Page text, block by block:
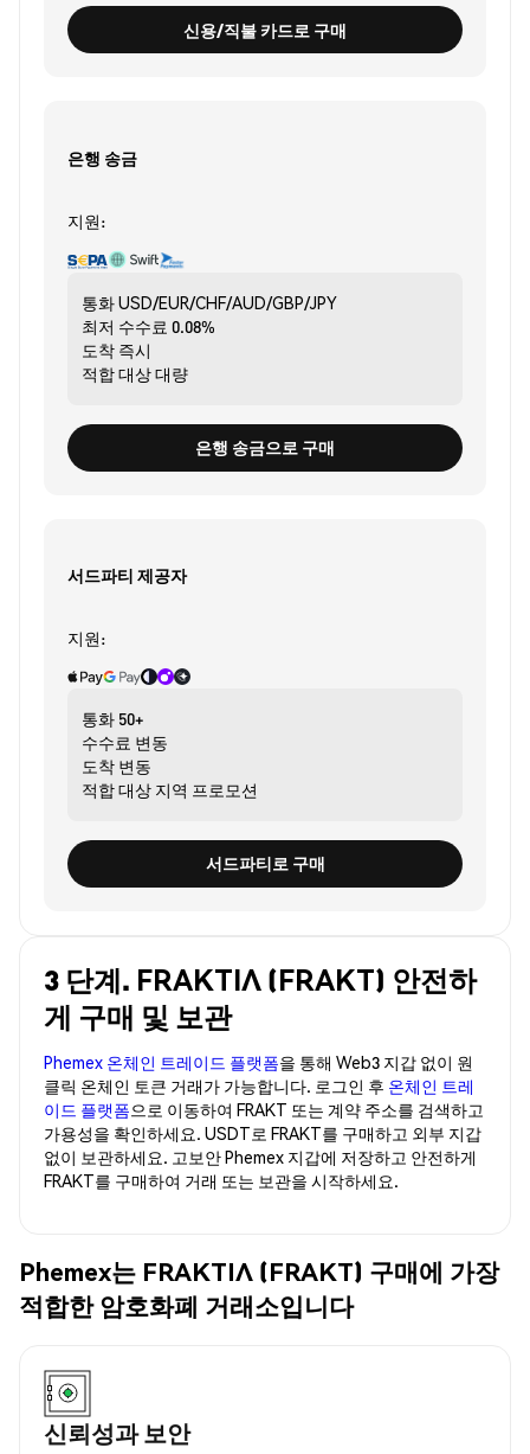
신용/직불 카드로 구매
은행 송금
지원:
통화USD/EUR/CHF/AUD/GBP/JPY
최저 수수료 0.08%
도착 즉시
적합 대상대량
은행 송금으로 구매
서드파티 제공자
지원:
통화 50+
수수료 변동
도착 변동
적합 대상 지역 프로모션
서드파티로 구매
3 단계. FRAKTIΛ (FRAKT) 안전하
게 구매 및 보관
Phemex 온체인 트레이드 플랫폼을 통해 Web3 지갑 없이 원
클릭 온체인 토큰 거래가 가능합니다. 로그인 후 온체인 트레
이드 플랫폼으로 이동하여 FRAKT 또는 계약 주소를 검색하고
가용성을 확인하세요. USDT로 FRAKT를 구매하고 외부 지갑
없이 보관하세요. 고보안 Phemex 지갑에 저장하고 안전하게
FRAKT를 구매하여 거래 또는 보관을 시작하세요.
Phemex는 FRAKTIΛ (FRAKT) 구매에 가장
적합한 암호화폐 거래소입니다
신뢰성과 보안